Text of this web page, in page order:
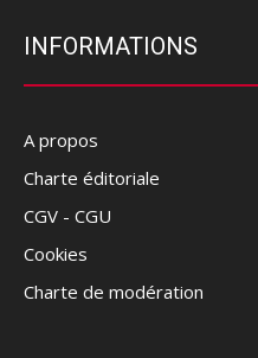
INFORMATIONS
A propos
Charte éditoriale
CGV - CGU
Cookies
Charte de modération